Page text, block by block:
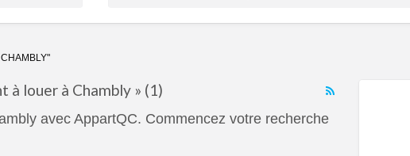
RSS
à louer à Chambly » (1)
avec AppartQC. Commencez votre recherche